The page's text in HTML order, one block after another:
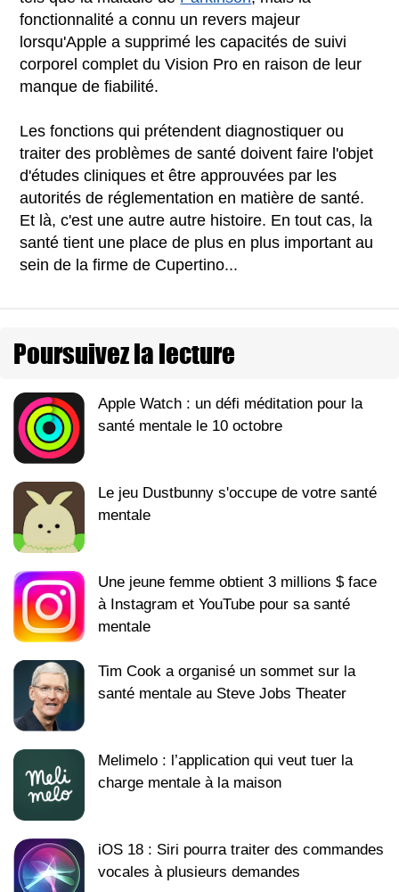
fonctionnalité a connu un revers majeur
lorsqu'Apple a supprimé les capacités de suivi
corporel complet du Vision Pro en raison de leur
manque de fiabilité.
Les fonctions qui prétendent diagnostiquer ou
traiter des problèmes de santé doivent faire l'objet
d'études cliniques et être approuvées par les
autorités de réglementation en matière de santé.
Et là, c'est une autre autre histoire. En tout cas, la
santé tient une place de plus en plus important au
sein de la firme de Cupertino...
Poursuivez la lecture
Apple Watch : un défi méditation pour la
santé mentale le 10 octobre
Le jeu Dustbunny s'occupe de votre santé
mentale
Une jeune femme obtient 3 millions $ face
à Instagram et YouTube pour sa santé
mentale
Tim Cook a organisé un sommet sur la
santé mentale au Steve Jobs Theater
Melimelo : l’application qui veut tuer la
charge mentale à la maison
iOS 18 : Siri pourra traiter des commandes
vocales à plusieurs demandes